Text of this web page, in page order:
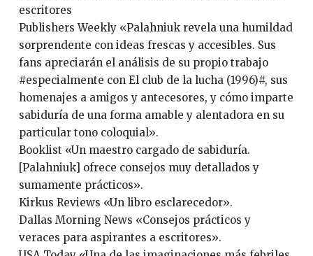
escritores
Publishers Weekly «Palahniuk revela una humildad
sorprendente con ideas frescas y accesibles. Sus
fans apreciarán el análisis de su propio trabajo
#especialmente con El club de la lucha (1996)#, sus
homenajes a amigos y antecesores, y cómo imparte
sabiduría de una forma amable y alentadora en su
particular tono coloquial».
Booklist «Un maestro cargado de sabiduría.
[Palahniuk] ofrece consejos muy detallados y
sumamente prácticos».
Kirkus Reviews «Un libro esclarecedor».
Dallas Morning News «Consejos prácticos y
veraces para aspirantes a escritores».